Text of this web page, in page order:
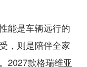
能是车辆远行的
，则是陪伴全家
2027款格瑞维亚